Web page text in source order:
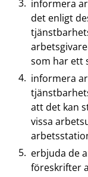
informera
det enligt
som har ett
informera
att det kan
vissa
erbjuda de
föreskrifter